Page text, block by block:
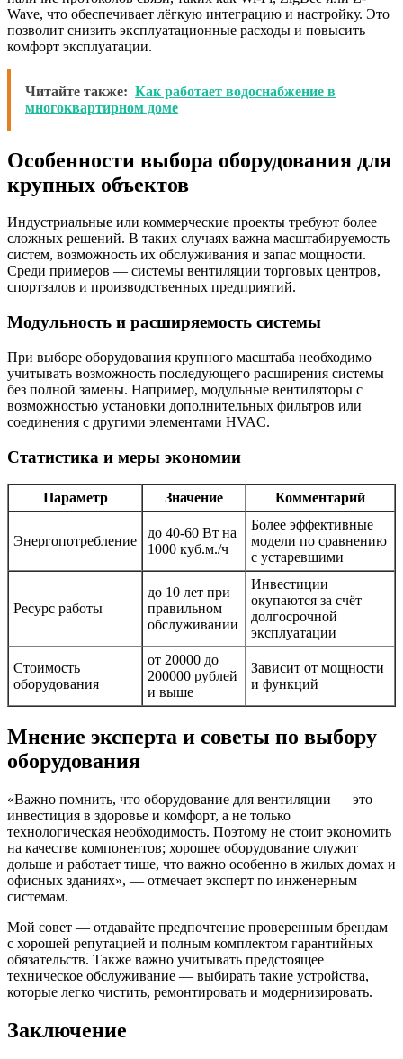
Wave, что обеспечивает лёгкую интеграцию и настройку. Это
позволит снизить эксплуатационные расходы и повысить
комфорт эксплуатации.
Читайте также: Как работает водоснабжение в
многоквартирном доме
Особенности выбора оборудования для
крупных объектов
Индустриальные или коммерческие проекты требуют более
сложных решений. В таких случаях важна масштабируемость
систем, возможность их обслуживания и запас мощности.
Среди примеров — системы вентиляции торговых центров,
спортзалов и производственных предприятий.
Модульность и расширяемость системы
При выборе оборудования крупного масштаба необходимо
учитывать возможность последующего расширения системы
без полной замены. Например, модульные вентиляторы с
возможностью установки дополнительных фильтров или
соединения с другими элементами HVAC.
Статистика и меры экономии
Параметр Значение Комментарий
Энергопотребление
до 40-60 Вт на
1000 куб.м./ч
Более эффективные
модели по сравнению
с устаревшими
Ресурс работы
до 10 лет при
правильном
обслуживании
Инвестиции
окупаются за счёт
долгосрочной
эксплуатации
Стоимость
оборудования
от 20000 до
200000 рублей
и выше
Зависит от мощности
и функций
Мнение эксперта и советы по выбору
оборудования
«Важно помнить, что оборудование для вентиляции — это
инвестиция в здоровье и комфорт, а не только
технологическая необходимость. Поэтому не стоит экономить
на качестве компонентов; хорошее оборудование служит
дольше и работает тише, что важно особенно в жилых домах и
офисных зданиях», — отмечает эксперт по инженерным
системам.
Мой совет — отдавайте предпочтение проверенным брендам
с хорошей репутацией и полным комплектом гарантийных
обязательств. Также важно учитывать предстоящее
техническое обслуживание — выбирать такие устройства,
которые легко чистить, ремонтировать и модернизировать.
Заключение